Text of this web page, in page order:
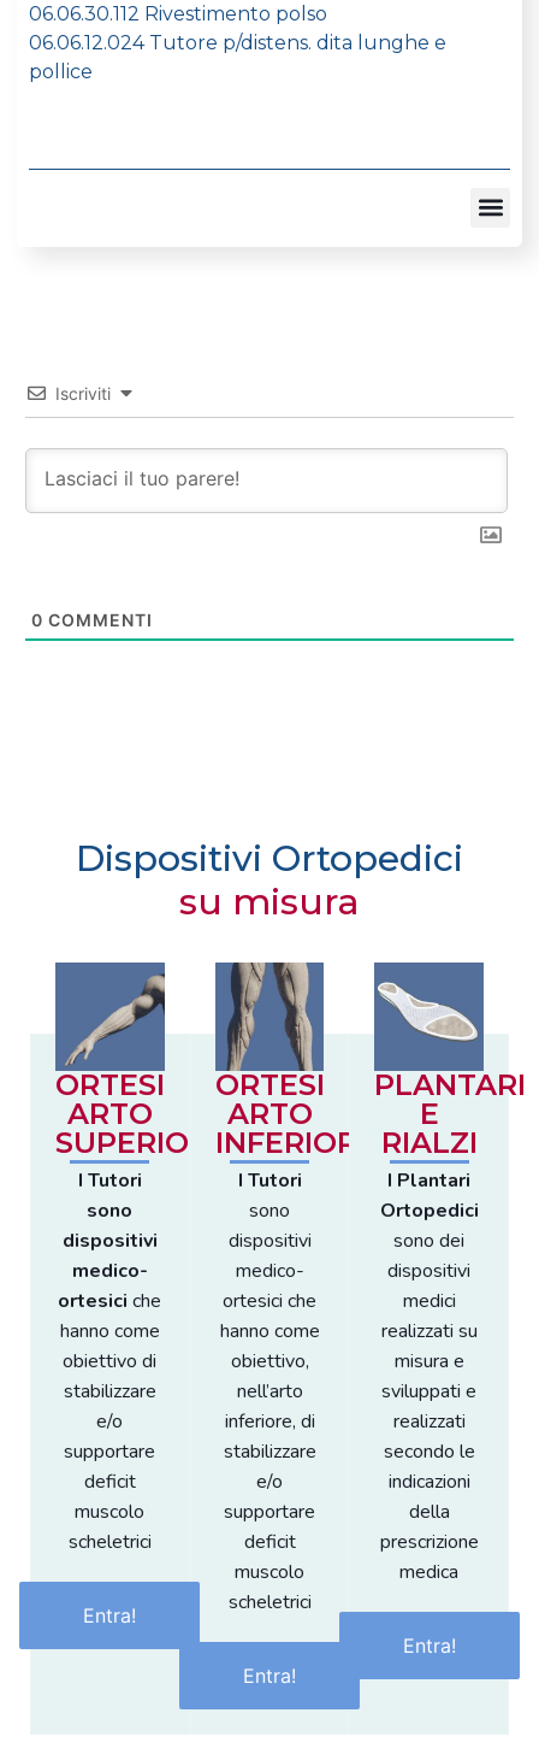
06.06.30.112 Rivestimento polso
06.06.12.024 Tutore p/distens. dita lunghe e
pollice
Iscriviti
0 COMMENTI
Dispositivi Ortopedici
su misura
ORTESI
ARTO
SUPERIORE
I Tutori
sono
dispositivi
medico-
ortesici che
hanno come
obiettivo di
stabilizzare
e/o
supportare
deficit
muscolo
scheletrici
Entra!
ORTESI
ARTO
INFERIORE
I Tutori
sono
dispositivi
medico-
ortesici che
hanno come
obiettivo,
nell’arto
inferiore, di
stabilizzare
e/o
supportare
deficit
muscolo
scheletrici
Entra!
PLANTARI
E
RIALZI
I Plantari
Ortopedici
sono dei
dispositivi
medici
realizzati su
misura e
sviluppati e
realizzati
secondo le
indicazioni
della
prescrizione
medica
Entra!